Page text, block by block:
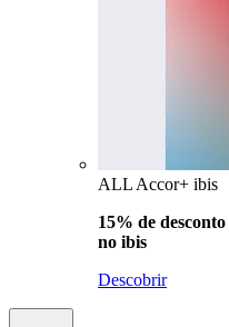
ALL Accor+ ibis
15% de desconto
no ibis
Descobrir